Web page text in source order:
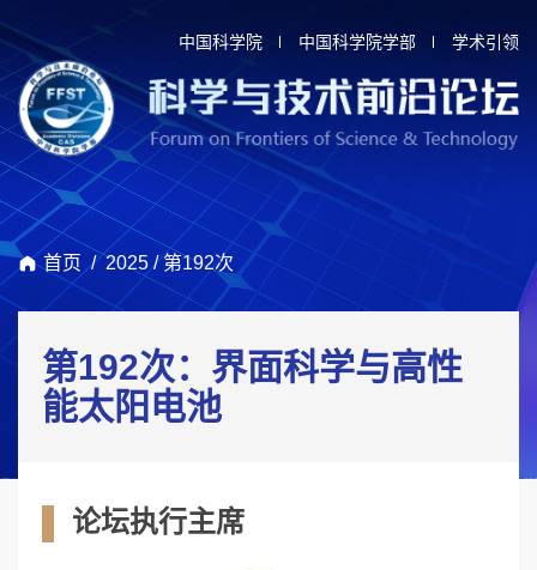
中国科学院 中国科学院学部 学术引领
首页 /2025/第192次
第192次：界面科学与高性
能太阳电池
论坛执行主席